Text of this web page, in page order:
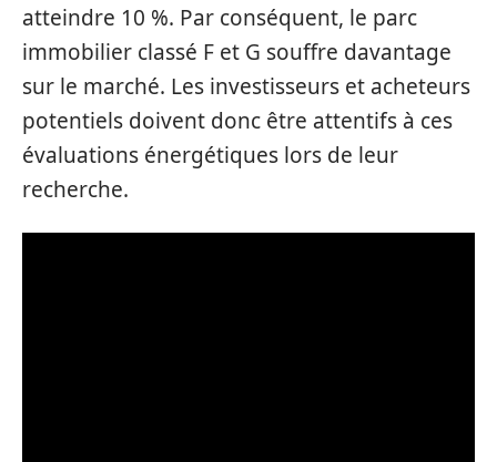
atteindre 10 %. Par conséquent, le parc
immobilier classé F et G souffre davantage
sur le marché. Les investisseurs et acheteurs
potentiels doivent donc être attentifs à ces
évaluations énergétiques lors de leur
recherche.